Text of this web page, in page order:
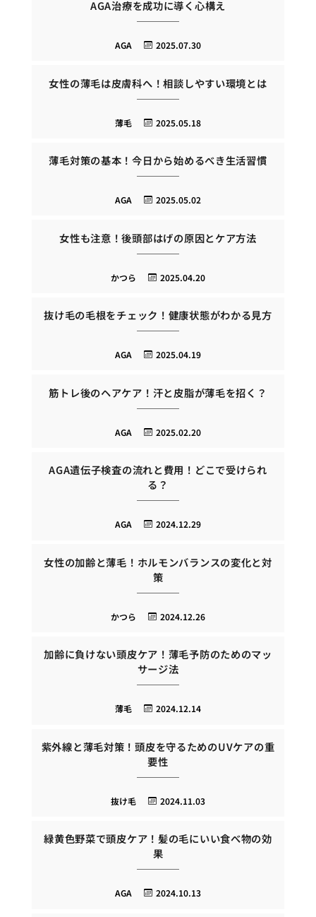
AGA治療を成功に導く心構え
2025.07.30
AGA
女性の薄毛は皮膚科へ！相談しやすい環境とは
2025.05.18
薄毛
薄毛対策の基本！今日から始めるべき生活習慣
2025.05.02
AGA
女性も注意！後頭部はげの原因とケア方法
2025.04.20
かつら
抜け毛の毛根をチェック！健康状態がわかる見方
2025.04.19
AGA
筋トレ後のヘアケア！汗と皮脂が薄毛を招く？
2025.02.20
AGA
AGA遺伝子検査の流れと費用！どこで受けられ
る？
2024.12.29
AGA
女性の加齢と薄毛！ホルモンバランスの変化と対
策
2024.12.26
かつら
加齢に負けない頭皮ケア！薄毛予防のためのマッ
サージ法
2024.12.14
薄毛
紫外線と薄毛対策！頭皮を守るためのUVケアの重
要性
2024.11.03
抜け毛
緑黄色野菜で頭皮ケア！髪の毛にいい食べ物の効
果
2024.10.13
AGA